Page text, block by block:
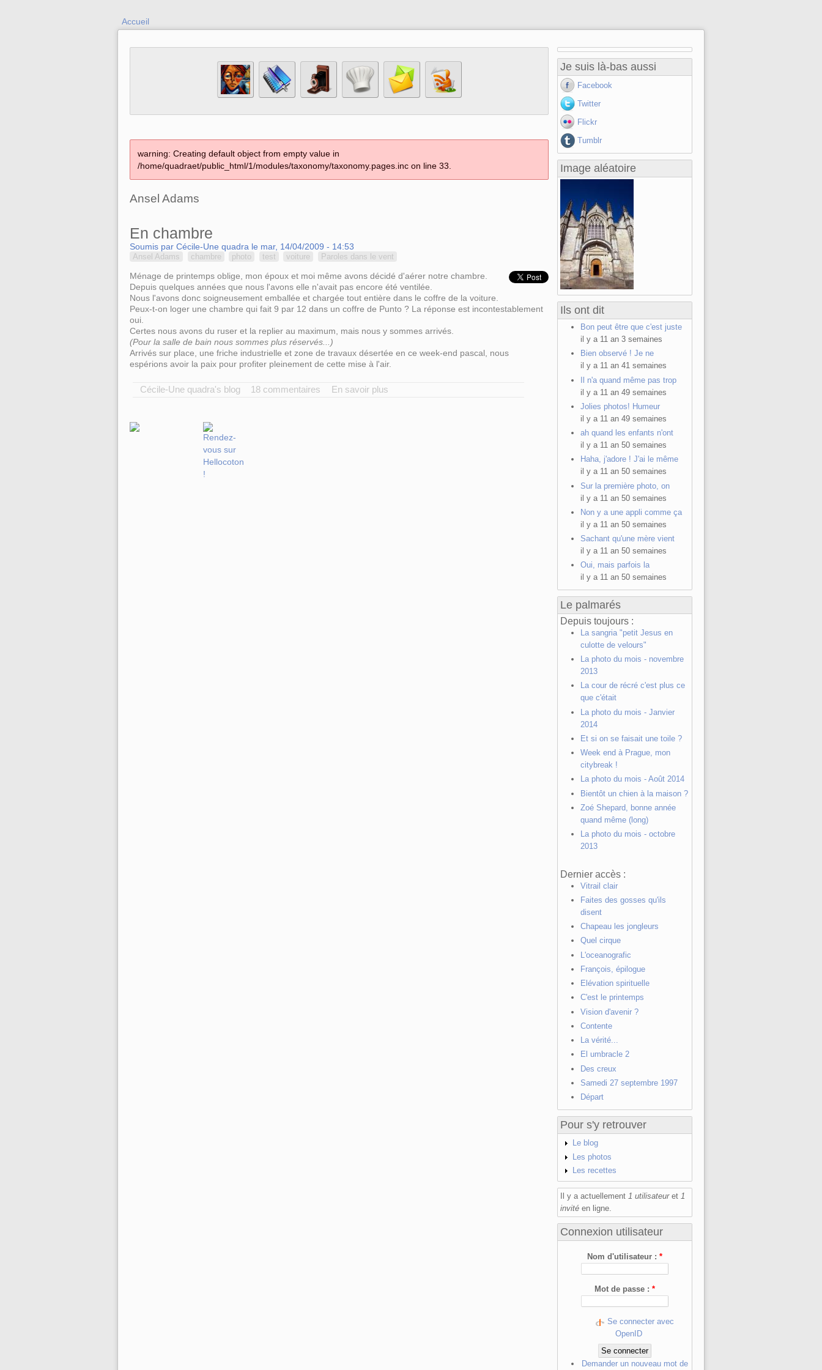
Accueil
warning: Creating default object from empty value in
/home/quadraet/public_html/1/modules/taxonomy/taxonomy.pages.inc on line 33.
Ansel Adams
En chambre
Soumis par Cécile-Une quadra le mar, 14/04/2009 - 14:53
Ansel Adams chambre photo test voiture Paroles dans le vent
Ménage de printemps oblige, mon époux et moi même avons décidé d'aérer notre chambre.
Depuis quelques années que nous l'avons elle n'avait pas encore été ventilée.
Nous l'avons donc soigneusement emballée et chargée tout entière dans le coffre de la voiture.
Peux-t-on loger une chambre qui fait 9 par 12 dans un coffre de Punto ? La réponse est incontestablement
oui.
Certes nous avons du ruser et la replier au maximum, mais nous y sommes arrivés.
(Pour la salle de bain nous sommes plus réservés...)
Arrivés sur place, une friche industrielle et zone de travaux désertée en ce week-end pascal, nous
espérions avoir la paix pour profiter pleinement de cette mise à l'air.
Cécile-Une quadra's blog 18 commentaires En savoir plus
Je suis là-bas aussi
Facebook
Twitter
Flickr
Tumblr
Image aléatoire
Ils ont dit
Bon peut être que c'est juste
il y a 11 an 3 semaines
Bien observé ! Je ne
il y a 11 an 41 semaines
Il n'a quand même pas trop
il y a 11 an 49 semaines
Jolies photos! Humeur
il y a 11 an 49 semaines
ah quand les enfants n'ont
il y a 11 an 50 semaines
Haha, j'adore ! J'ai le même
il y a 11 an 50 semaines
Sur la première photo, on
il y a 11 an 50 semaines
Non y a une appli comme ça
il y a 11 an 50 semaines
Sachant qu'une mère vient
il y a 11 an 50 semaines
Oui, mais parfois la
il y a 11 an 50 semaines
Le palmarés
Depuis toujours :
La sangria "petit Jesus en
culotte de velours"
La photo du mois - novembre
2013
La cour de récré c'est plus ce
que c'était
La photo du mois - Janvier
2014
Et si on se faisait une toile ?
Week end à Prague, mon
citybreak !
La photo du mois - Août 2014
Bientôt un chien à la maison ?
Zoé Shepard, bonne année
quand même (long)
La photo du mois - octobre
2013
Dernier accès :
Vitrail clair
Faites des gosses qu'ils
disent
Chapeau les jongleurs
Quel cirque
L'oceanografic
François, épilogue
Elévation spirituelle
C'est le printemps
Vision d'avenir ?
Contente
La vérité...
El umbracle 2
Des creux
Samedi 27 septembre 1997
Départ
Pour s'y retrouver
Le blog
Les photos
Les recettes
Il y a actuellement 1 utilisateuret 1
invité en ligne.
Connexion utilisateur
Nom d'utilisateur :*
Mot de passe :*
Se connecter avec
OpenID
Demander un nouveau mot de